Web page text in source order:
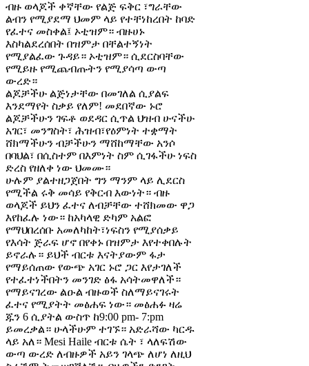
ብዙ ወላጆች ቀኛቸው የልጅ ፍቅር ፣ግራቸው
ልብን የሚያደማ ህመም ላይ የተቸነከረበት ከባድ
የፈተና መስቀል፤ ኦቲዝም። ብዙሀኑ
እስካልደረሰበት በዝምታ በቸልተኝነት
የሚያልፈው ጉዳይ። ኦቲዝም። ሲደርስባቸው
የሚይዙ የሚጨብጡትን የሚያሳጣ ውጣ
ውረድ።
ልጆቻችሁ ልጅነታቸው በመገለል ሲያልፍ
እንደማየት ስቃይ የለም! መደበኛው ኑሮ
ልጆቻችሁን ገፍቶ ወደዳር ሲጥል ህዝብ ሁናችሁ
አገር፣ መንግስት፣ ሕዝብ፣የዕምነት ተቋማት
ሸክማችሁን ብቻችሁን ማሸከማቸው አንሶ
በባህል፣ በሲስተም በእምነት ስም ሲገፋችሁ ነፍስ
ድረስ የዘለቀ ነው ህመሙ።
ሁሉም ያልተዘጋጀበት ግን ማንም ላይ ሊደርስ
የሚችል ሩቅ መሳይ የቅርብ እውነት። ብዙ
ወላጆች ይህን ፈተና ለብቻቸው ተሸክመው ዋጋ
እየከፈሉ ነው። ከአካላዊ ድካም አልፎ
የማህበረሰቡ አመለካከት፣ነፍስን የሚያሰቃይ
የእሳት ጅራፍ ሆኖ በየቀኑ በዝምታ እየተቀበሉት
ይኖራሉ። ይህች ብርቱ እናትያውም ፋታ
የማይሰጠው የውጭ አገር ኑሮ ጋር እየታገለች
የተፈተነችበትን መንገድ ፅፋ አሳትመዋለች።
የማይናገረው ልዑል ብዙወች ስለማይናገሩት
ፈተና የሚያትት መፅሐፍ ነው። መፅሐፉ ዛሬ
ጁን 6 ሲያትል ውስጥ ከ9:00 pm- 7:pm
ይመረቃል። ሁላችሁም ተገኙ። አድራሻው ካርዱ
ላይ አለ። Mesi Haile ብርቱ ሴት ፣ ላለፍሽው
ውጣ ውረድ ለብዙዎች አይን ገላጭ ለሆነ ለዚህ